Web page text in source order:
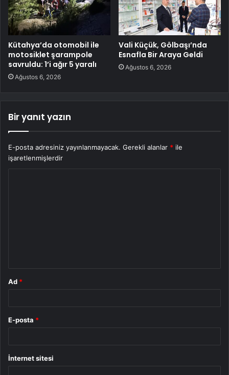
Kütahya’da otomobil ile
motosiklet şarampole
savruldu: 1’i ağır 5 yaralı
Ağustos 6, 2026
Vali Küçük, Gölbaşı’nda
Esnafla Bir Araya Geldi
Ağustos 6, 2026
Bir yanıt yazın
E-posta adresiniz yayınlanmayacak. Gerekli alanlar * ile
işaretlenmişlerdir
Ad *
E-posta *
İnternet sitesi